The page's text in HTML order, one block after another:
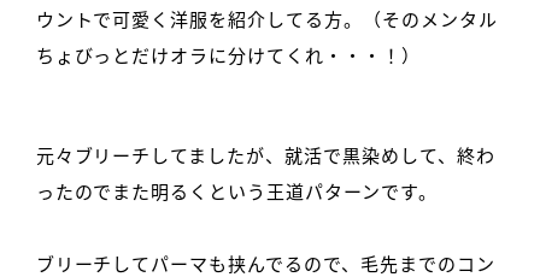
ウントで可愛く洋服を紹介してる方。（そのメンタル
ちょびっとだけオラに分けてくれ・・・！）
元々ブリーチしてましたが、就活で黒染めして、終わ
ったのでまた明るくという王道パターンです。
ブリーチしてパーマも挟んでるので、毛先までのコン